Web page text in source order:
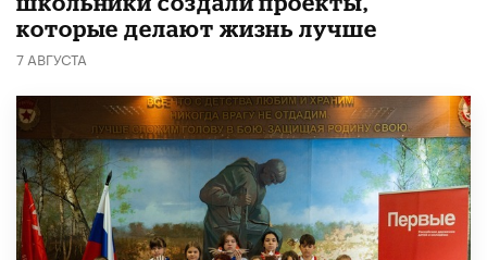
которые делают жизнь лучше
7 АВГУСТА